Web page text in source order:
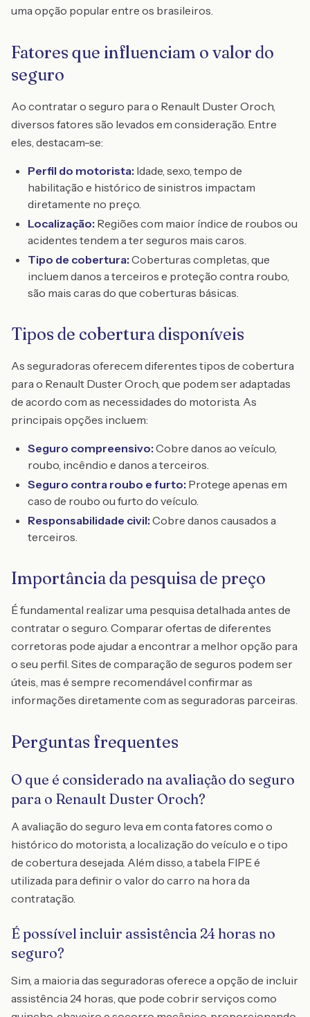
uma opção popular entre os brasileiros.
Fatores que influenciam o valor do
seguro
Ao contratar o seguro para o Renault Duster Oroch,
diversos fatores são levados em consideração. Entre
eles, destacam-se:
Perfil do motorista: Idade, sexo, tempo de
habilitação e histórico de sinistros impactam
diretamente no preço.
Localização: Regiões com maior índice de roubos ou
acidentes tendem a ter seguros mais caros.
Tipo de cobertura: Coberturas completas, que
incluem danos a terceiros e proteção contra roubo,
são mais caras do que coberturas básicas.
Tipos de cobertura disponíveis
As seguradoras oferecem diferentes tipos de cobertura
para o Renault Duster Oroch, que podem ser adaptadas
de acordo com as necessidades do motorista. As
principais opções incluem:
Seguro compreensivo: Cobre danos ao veículo,
roubo, incêndio e danos a terceiros.
Seguro contra roubo e furto: Protege apenas em
caso de roubo ou furto do veículo.
Responsabilidade civil: Cobre danos causados a
terceiros.
Importância da pesquisa de preço
É fundamental realizar uma pesquisa detalhada antes de
contratar o seguro. Comparar ofertas de diferentes
corretoras pode ajudar a encontrar a melhor opção para
o seu perfil. Sites de comparação de seguros podem ser
úteis, mas é sempre recomendável confirmar as
informações diretamente com as seguradoras parceiras.
Perguntas frequentes
O que é considerado na avaliação do seguro
para o Renault Duster Oroch?
A avaliação do seguro leva em conta fatores como o
histórico do motorista, a localização do veículo e o tipo
de cobertura desejada. Além disso, a tabela FIPE é
utilizada para definir o valor do carro na hora da
contratação.
É possível incluir assistência 24 horas no
seguro?
Sim, a maioria das seguradoras oferece a opção de incluir
assistência 24 horas, que pode cobrir serviços como